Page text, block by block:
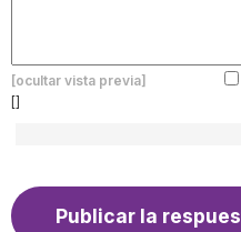
[ocultar vista previa]
[]